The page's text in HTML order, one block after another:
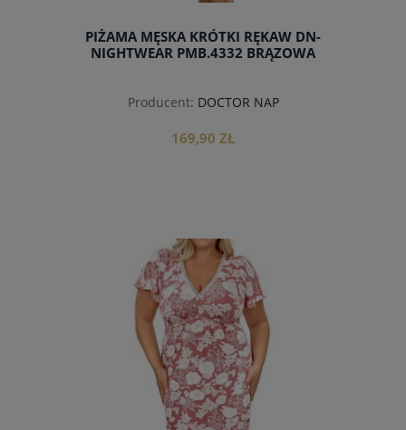
PIŻAMA MĘSKA KRÓTKI RĘKAW DN-
NIGHTWEAR PMB.4332 BRĄZOWA
Producent: DOCTOR NAP
169,90 ZŁ
do koszyka